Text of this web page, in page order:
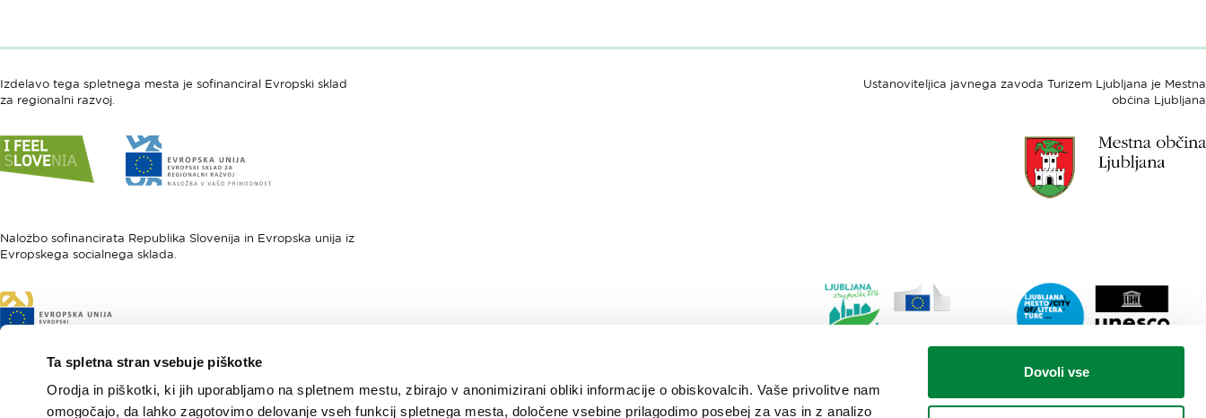
Ta spletna stran vsebuje piškotke
Orodja in piškotki, ki jih uporabljamo na spletnem mestu, zbirajo v anonimizirani obliki informacije o obiskovalcih. Vaše privolitve nam
omogočajo, da lahko zagotovimo delovanje vseh funkcij spletnega mesta, določene vsebine prilagodimo posebej za vas in z analizo
Dovoli vse
Izdelavo tega spletnega mesta je sofinanciral Evropski sklad
za regionalni razvoj.
Link
do
spletne
feel
Slovenia
Link
do
spletne
unija
-
Naložbo sofinancirata Republika Slovenija in Evropska unija iz
Evropskega socialnega sklada.
Link
do
spletne
socialni
Ustanoviteljica javnega zavoda Turizem Ljubljana je Mestna
občina Ljubljana
spletne